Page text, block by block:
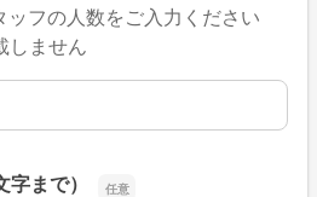
フの人数をご入力ください
しません
まで）